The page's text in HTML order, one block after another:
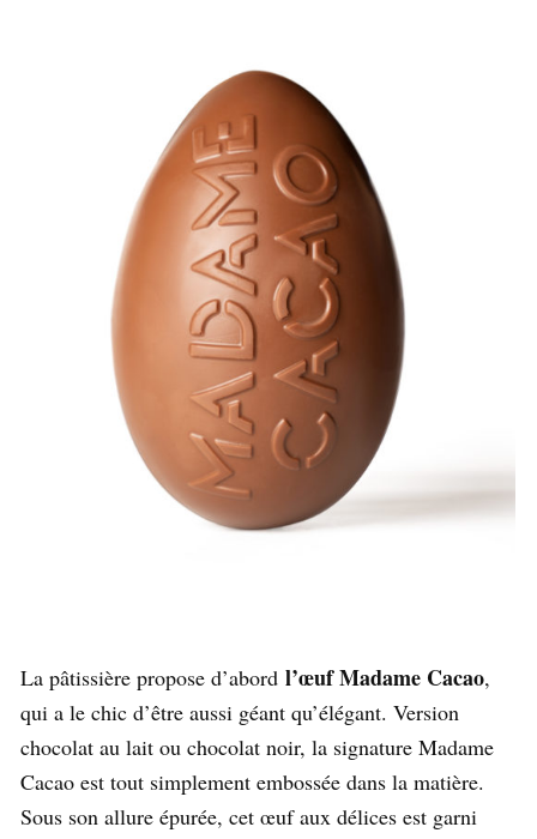
La pâtissière propose d’abord l’œuf Madame Cacao,
qui a le chic d’être aussi géant qu’élégant. Version
chocolat au lait ou chocolat noir, la signature Madame
Cacao est tout simplement embossée dans la matière.
Sous son allure épurée, cet œuf aux délices est garni